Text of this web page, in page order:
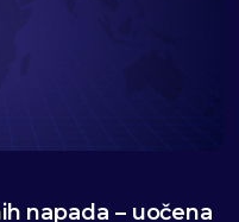
napada – uočena